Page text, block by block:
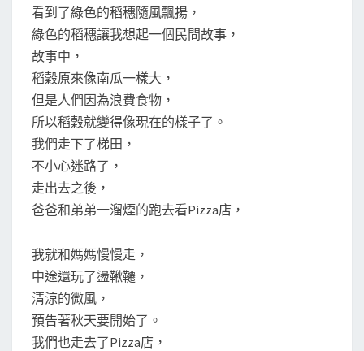
看到了綠色的稻穗隨風飄揚，
綠色的稻穗讓我想起一個民間故事，
故事中，
稻穀原來像南瓜一樣大，
但是人們因為浪費食物，
所以稻穀就變得像現在的樣子了。
我們走下了梯田，
不小心迷路了，
走出去之後，
爸爸和弟弟一溜煙的跑去看Pizza店，
我就和媽媽慢慢走，
中途還玩了盪鞦韆，
清涼的微風，
預告著秋天要開始了。
我們也走去了Pizza店，